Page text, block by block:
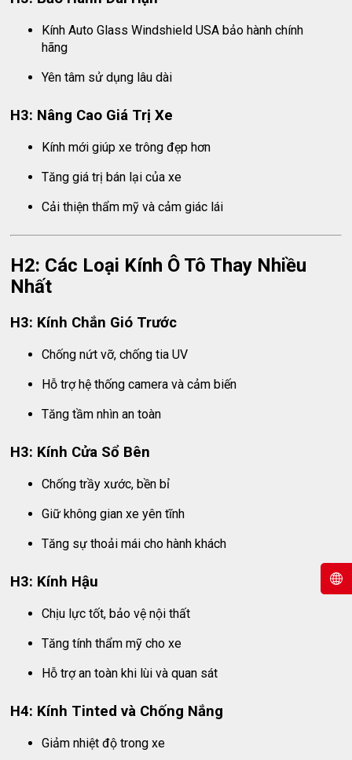
Kính Auto Glass Windshield USA bảo hành chính
hãng
Yên tâm sử dụng lâu dài
H3: Nâng Cao Giá Trị Xe
Kính mới giúp xe trông đẹp hơn
Tăng giá trị bán lại của xe
Cải thiện thẩm mỹ và cảm giác lái
H2: Các Loại Kính Ô Tô Thay Nhiều
Nhất
H3: Kính Chắn Gió Trước
Chống nứt vỡ, chống tia UV
Hỗ trợ hệ thống camera và cảm biến
Tăng tầm nhìn an toàn
H3: Kính Cửa Sổ Bên
Chống trầy xước, bền bỉ
Giữ không gian xe yên tĩnh
Tăng sự thoải mái cho hành khách
H3: Kính Hậu
Chịu lực tốt, bảo vệ nội thất
Tăng tính thẩm mỹ cho xe
Hỗ trợ an toàn khi lùi và quan sát
H4: Kính Tinted và Chống Nắng
Giảm nhiệt độ trong xe